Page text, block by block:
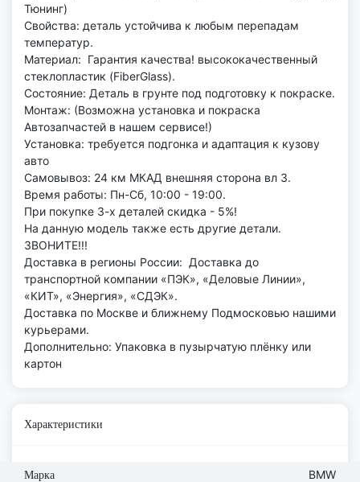
Тюнинг)
Свойства: деталь устойчива к любым перепадам
температур.
Материал: Гарантия качества! высококачественный
стеклопластик (FiberGlass).
Состояние: Деталь в грунте под подготовку к покраске.
Монтаж: (Возможна установка и покраска
Автозапчастей в нашем сервисе!)
Установка: требуется подгонка и адаптация к кузову
авто
Самовывоз: 24 км МКАД внешняя сторона вл 3.
Время работы: Пн-Сб, 10:00 - 19:00.
При покупке 3-х деталей скидка - 5%!
На данную модель также есть другие детали.
ЗВОНИТЕ!!!
Доставка в регионы России: Доставка до
транспортной компании «ПЭК», «Деловые Линии»,
«КИТ», «Энергия», «СДЭК».
Доставка по Москве и ближнему Подмосковью нашими
курьерами.
Дополнительно: Упаковка в пузырчатую плёнку или
картон
Характеристики
Марка BMW